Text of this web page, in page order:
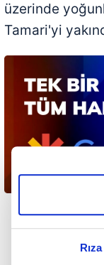
Rıza
üzerinde
Tamari'yi